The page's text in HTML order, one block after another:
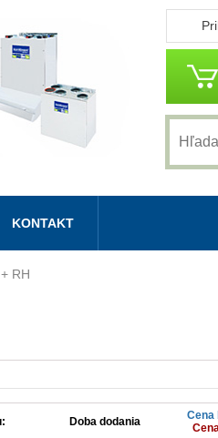
RH
Doba dodania
Cena
KONTAKT